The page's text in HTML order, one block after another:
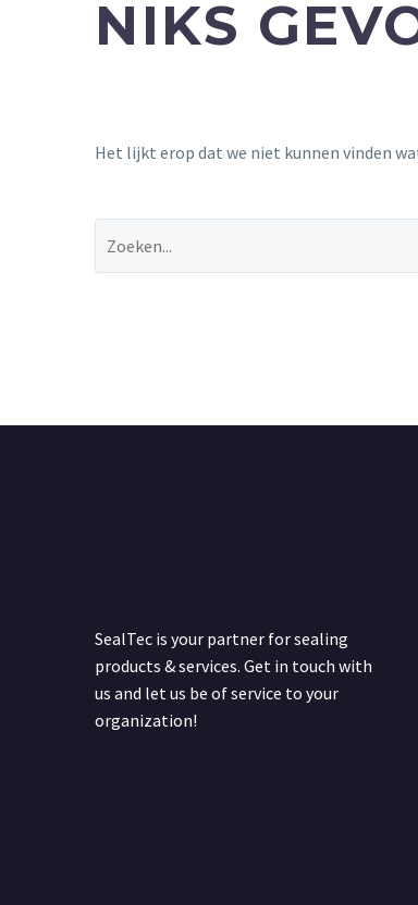
NIKS
Het lijkt erop dat we niet kunnen vinden
SealTec is your partner for sealing
products & services. Get in touch with
us and let us be of service to your
organization!